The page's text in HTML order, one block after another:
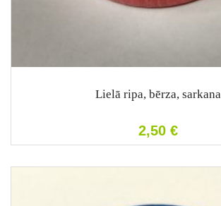
Lielā ripa, bērza, sarkana
2,50 €